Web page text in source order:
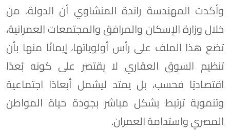
وأكدت المهندسة راندة المنشاوي أن الدولة، من
خلال وزارة الإسكان والمرافق والمجتمعات العمرانية،
تضع هذا الملف على رأس أولوياتها، إيمانًا منها بأن
تنظيم السوق العقاري لا يقتصر على كونه بُعدًا
اقتصاديًا فحسب، بل يمتد ليشمل أبعادًا اجتماعية
وتنموية ترتبط بشكل مباشر بجودة حياة المواطن
المصري واستدامة العمران.